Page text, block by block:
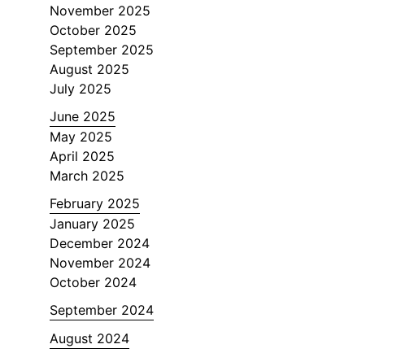
November 2025
October 2025
September 2025
August 2025
July 2025
June 2025
May 2025
April 2025
March 2025
February 2025
January 2025
December 2024
November 2024
October 2024
September 2024
August 2024